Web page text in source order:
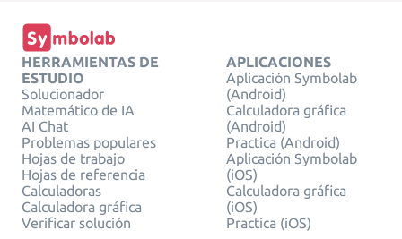
HERRAMIENTAS DE
ESTUDIO
Solucionador
Matemático de IA
AI Chat
Problemas populares
Hojas de trabajo
Hojas de referencia
Calculadoras
Calculadora gráfica
Verificar solución
APLICACIONES
Aplicación Symbolab
(Android)
Calculadora gráfica
(Android)
Practica (Android)
Aplicación Symbolab
(iOS)
Calculadora gráfica
(iOS)
Practica (iOS)